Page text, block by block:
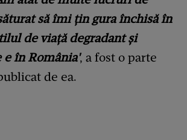
să îmi țin gura închisă în
de viață degradant și
în România', a fost o parte
de ea.